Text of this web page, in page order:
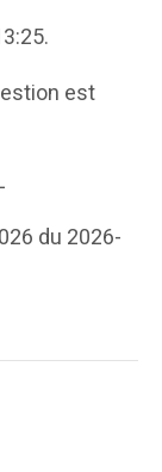
est
du 2026-